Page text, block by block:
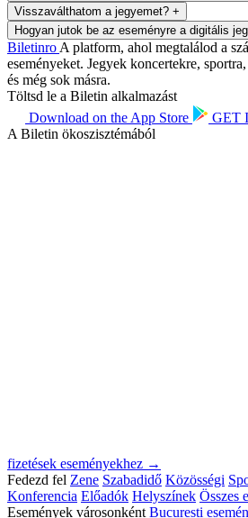
Visszaválthatom a jegyemet? +
Hogyan jutok be az eseményre a digitális
Biletinro A platform, ahol megtalálod a
eseményeket. Jegyek koncertekre,
és még sok másra.
Töltsd le a Biletin alkalmazást
Download on the App Store GET
A Biletin ökoszisztémából
fizetések eseményekhez →
Fedezd fel Zene Szabadidő Közösségi
Konferencia Előadók Helyszínek Összes
Események városonként București